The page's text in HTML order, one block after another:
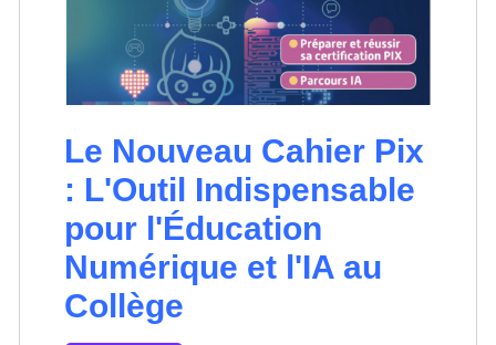
Le Nouveau Cahier Pix
: L'Outil Indispensable
pour l'Éducation
Numérique et l'IA au
Collège